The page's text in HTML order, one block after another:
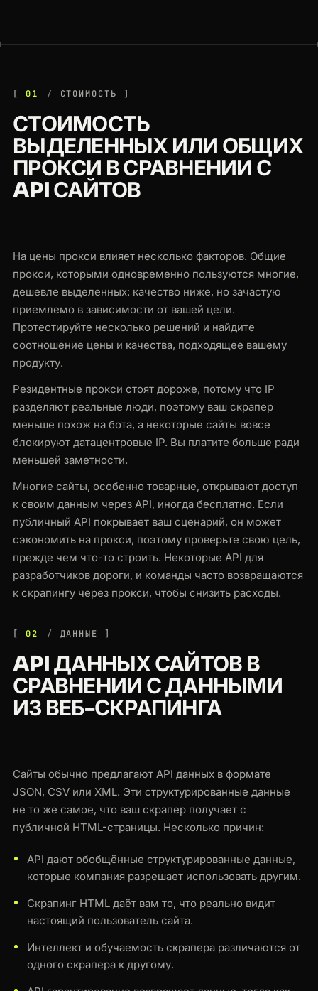
01 СТОИМОСТЬ
СТОИМОСТЬ
ВЫДЕЛЕННЫХ ИЛИ ОБЩИХ
ПРОКСИ В СРАВНЕНИИ С
API САЙТОВ
На цены прокси влияет несколько факторов. Общие
прокси, которыми одновременно пользуются многие,
дешевле выделенных: качество ниже, но зачастую
приемлемо в зависимости от вашей цели.
Протестируйте несколько решений и найдите
соотношение цены и качества, подходящее вашему
продукту.
Резидентные прокси стоят дороже, потому что IP
разделяют реальные люди, поэтому ваш скрапер
меньше похож на бота, а некоторые сайты вовсе
блокируют датацентровые IP. Вы платите больше ради
меньшей заметности.
Многие сайты, особенно товарные, открывают доступ
к своим данным через API, иногда бесплатно. Если
публичный API покрывает ваш сценарий, он может
сэкономить на прокси, поэтому проверьте свою цель,
прежде чем что-то строить. Некоторые API для
разработчиков дороги, и команды часто возвращаются
к скрапингу через прокси, чтобы снизить расходы.
02 ДАННЫЕ
API ДАННЫХ САЙТОВ В
СРАВНЕНИИ С ДАННЫМИ
ИЗ ВЕБ-СКРАПИНГА
Сайты обычно предлагают API данных в формате
JSON, CSV или XML. Эти структурированные данные
не то же самое, что ваш скрапер получает с
публичной HTML-страницы. Несколько причин:
API дают обобщённые структурированные данные,
которые компания разрешает использовать другим.
Скрапинг HTML даёт вам то, что реально видит
настоящий пользователь сайта.
Интеллект и обучаемость скрапера различаются от
одного скрапера к другому.